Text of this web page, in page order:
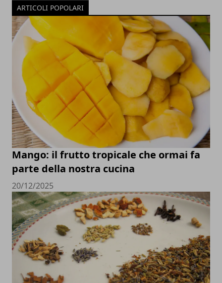
ARTICOLI POPOLARI
Mango: il frutto tropicale che ormai fa
parte della nostra cucina
20/12/2025